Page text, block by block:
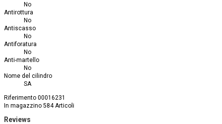
No
Antirottura
No
Antiscasso
No
Antiforatura
No
Anti-martello
No
Nome del cilindro
SA
Riferimento 00016231
In magazzino 584 Articoli
Reviews